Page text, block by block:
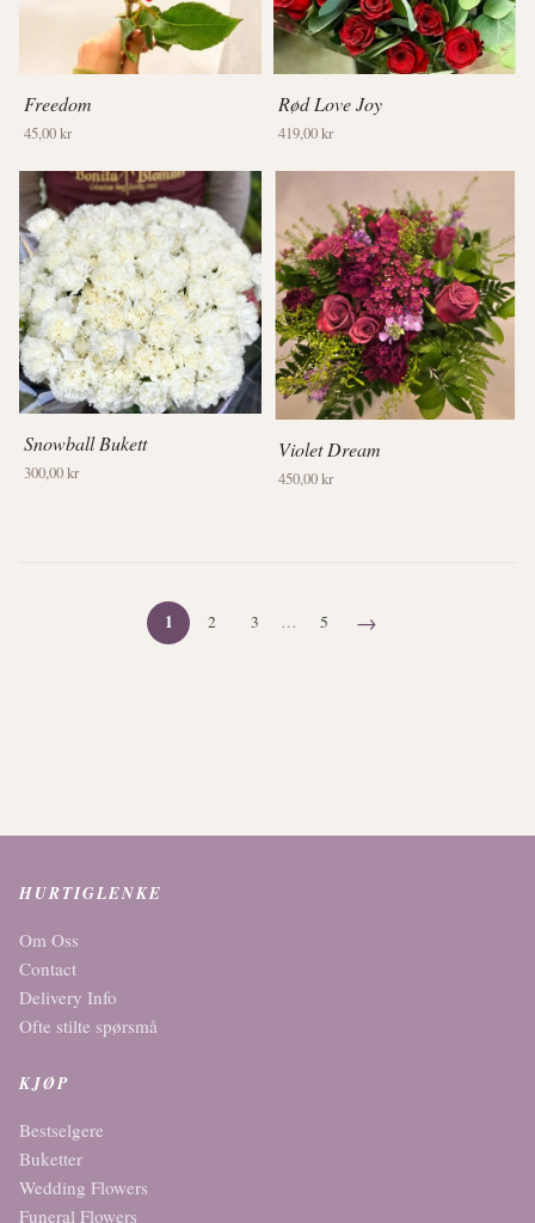
Freedom
45,00 kr
Rød Love Joy
419,00 kr
Snowball Bukett
300,00 kr
Violet Dream
450,00 kr
1 2 3 … 5 →
HURTIGLENKE
Om Oss
Contact
Delivery Info
Ofte stilte spørsmå
KJØP
Bestselgere
Buketter
Wedding Flowers
Funeral Flowers